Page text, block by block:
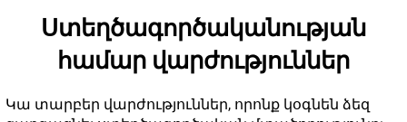
Ստեղծագործականության
համար վարժություններ
Կա տարբեր վարժություններ, որոնք կօգնեն ձեզ